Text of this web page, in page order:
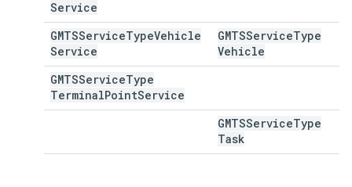
Service
GMTSServiceTypeVehicle
Service
GMTSServiceType
Vehicle
GMTSServiceType
TerminalPointService
GMTSServiceType
Task